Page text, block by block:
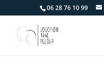
06 28 76 10 99